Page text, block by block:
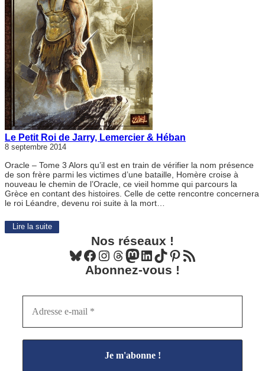
Le Petit Roi de Jarry, Lemercier & Héban
8 septembre 2014
Oracle – Tome 3 Alors qu’il est en train de vérifier la nom présence
de son frère parmi les victimes d’une bataille, Homère croise à
nouveau le chemin de l’Oracle, ce vieil homme qui parcours la
Grèce en contant des histoires. Celle de cette rencontre concernera
le roi Léandre, devenu roi suite à la mort…
Lire la suite
Nos réseaux !
Bluesky Facebook Instagram Threads Mastodon LinkedIn TikTok Pinterest Flux RSS
Abonnez-vous !